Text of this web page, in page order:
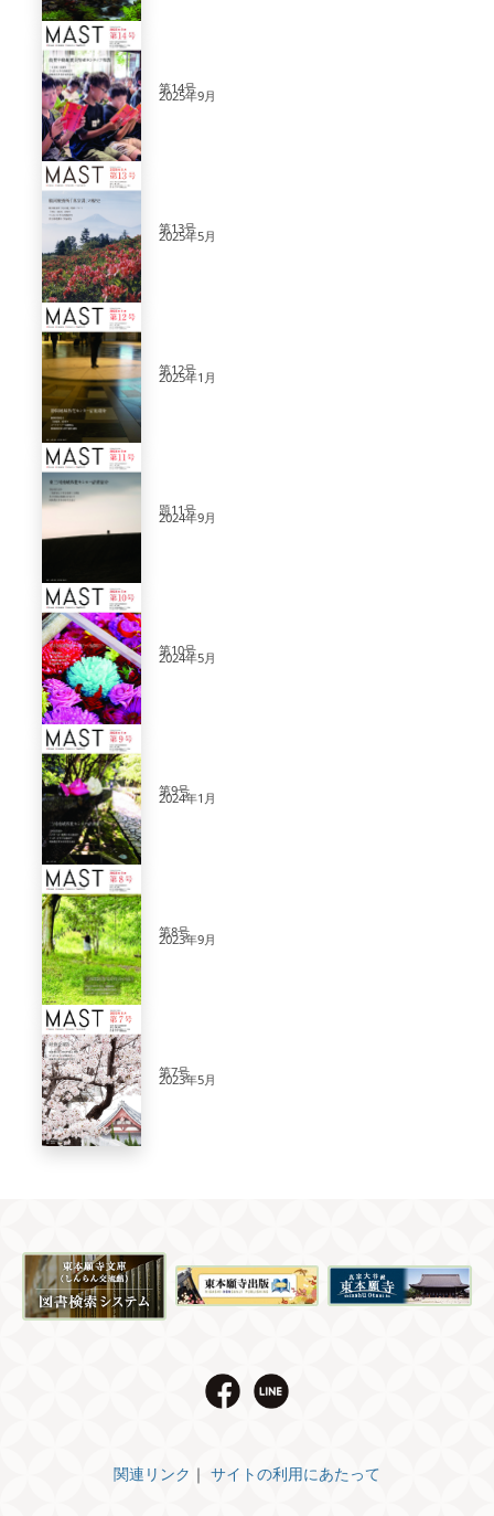
第14号
2025年9月
第13号
2025年5月
第12号
2025年1月
題11号
2024年9月
第10号
2024年5月
第9号
2024年1月
第8号
2023年9月
第7号
2023年5月
関連リンク ｜ サイトの利用にあたって